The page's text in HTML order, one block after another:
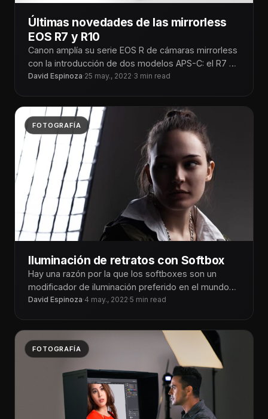
Últimas novedades de las mirrorless
EOS R7 y R10
Canon amplía su serie EOS R de cámaras mirrorless
con la introducción de dos modelos APS-C: el R7 y
el
David Espinoza·25 may., 2022·3 min read
FOTOGRAFÍA
Iluminación de retratos con Softbox
Hay una razón por la que los softboxes son un
modificador de iluminación preferido en el mundo
de la fotografía
David Espinoza·4 may., 2022·5 min read
FOTOGRAFÍA